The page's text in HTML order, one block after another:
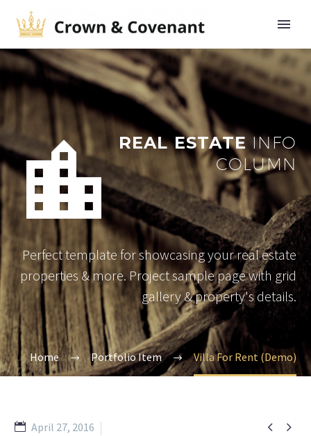

 REAL ESTATE INFO
COLUMN
Perfect template for showcasing your real estate
properties & more. Project sample page with grid
gallery & property's details.
Home Portfolio Item Villa For Rent (Demo)
 
April 27, 2016